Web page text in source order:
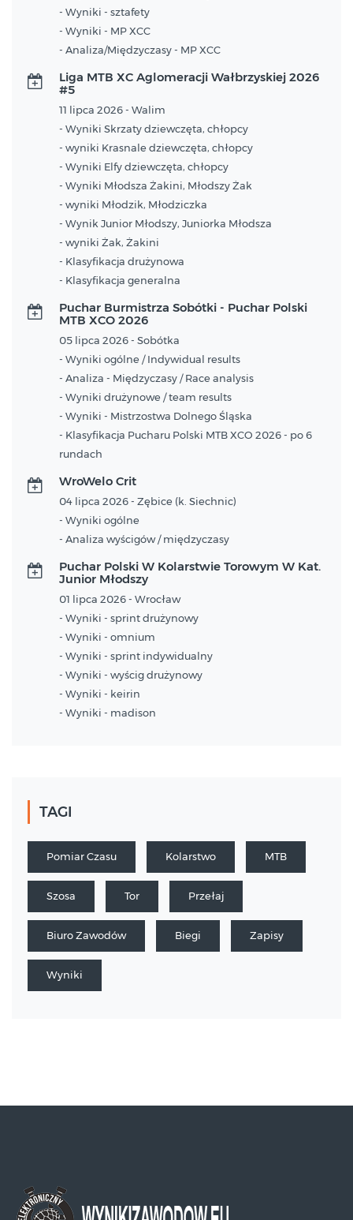
- Wyniki - sztafety
- Wyniki - MP XCC
- Analiza/Międzyczasy - MP XCC
Liga MTB XC Aglomeracji Wałbrzyskiej 2026
#5
11 lipca 2026 - Walim
- Wyniki Skrzaty dziewczęta, chłopcy
- wyniki Krasnale dziewczęta, chłopcy
- Wyniki Elfy dziewczęta, chłopcy
- Wyniki Młodsza Żakini, Młodszy Żak
- wyniki Młodzik, Młodziczka
- Wynik Junior Młodszy, Juniorka Młodsza
- wyniki Żak, Żakini
- Klasyfikacja drużynowa
- Klasyfikacja generalna
Puchar Burmistrza Sobótki - Puchar Polski
MTB XCO 2026
05 lipca 2026 - Sobótka
- Wyniki ogólne / Indywidual results
- Analiza - Międzyczasy / Race analysis
- Wyniki drużynowe / team results
- Wyniki - Mistrzostwa Dolnego Śląska
- Klasyfikacja Pucharu Polski MTB XCO 2026 - po 6
rundach
WroWelo Crit
04 lipca 2026 - Zębice (k. Siechnic)
- Wyniki ogólne
- Analiza wyścigów / międzyczasy
Puchar Polski W Kolarstwie Torowym W Kat.
Junior Młodszy
01 lipca 2026 - Wrocław
- Wyniki - sprint drużynowy
- Wyniki - omnium
- Wyniki - sprint indywidualny
- Wyniki - wyścig drużynowy
- Wyniki - keirin
- Wyniki - madison
TAGI
Pomiar Czasu Kolarstwo MTB
Szosa Tor Przełaj
Biuro Zawodów Biegi Zapisy
Wyniki